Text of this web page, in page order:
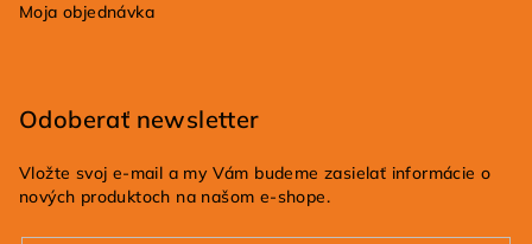
Moja objednávka
Odoberať newsletter
Vložte svoj e-mail a my Vám budeme zasielať informácie o
nových produktoch na našom e-shope.